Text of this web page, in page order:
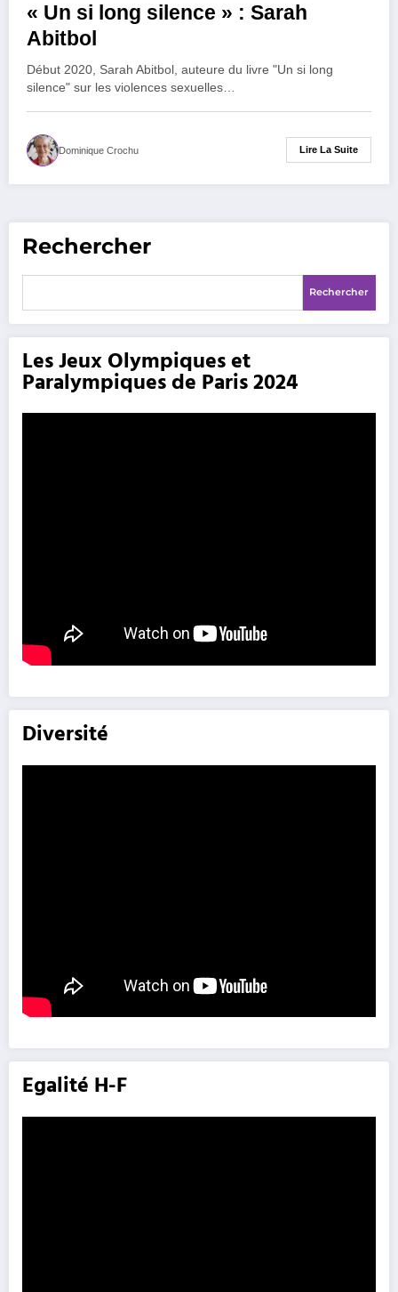
« Un si long silence » : Sarah
Abitbol
Début 2020, Sarah Abitbol, auteure du livre "Un si long
silence" sur les violences sexuelles…
Dominique Crochu Lire La Suite
Rechercher
Rechercher
Les Jeux Olympiques et
Paralympiques de Paris 2024
Diversité
Egalité H-F